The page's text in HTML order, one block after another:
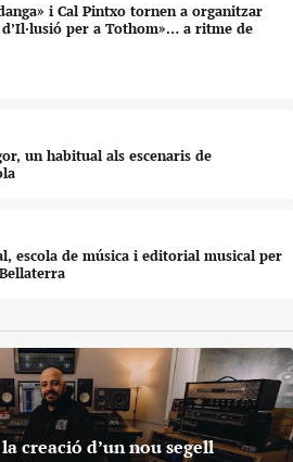
i Cal Pintxo tornen a organitzar
per a Tothom»… a ritme de
un habitual als escenaris de
escola de música i editorial musical per
creació d’un nou segell